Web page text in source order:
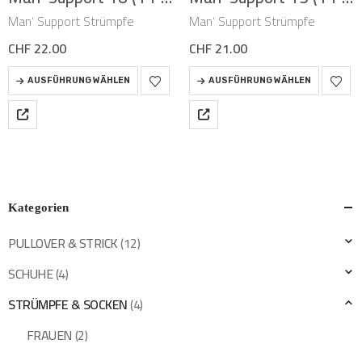
Man‘ Support Strümpfe
CHF22.00
AUSFÜHRUNG WÄHLEN
Dieses
Produkt
weist
mehrere
können
auf
der
Produktseite
gewählt
werden
Man‘ Support Strümpfe
CHF21.00
AUSFÜHRUNG WÄHLEN
Dieses
Produkt
weist
mehrere
Kategorien
PULLOVER & STRICK(12)
SCHUHE(4)
STRÜMPFE & SOCKEN(4)
FRAUEN(2)